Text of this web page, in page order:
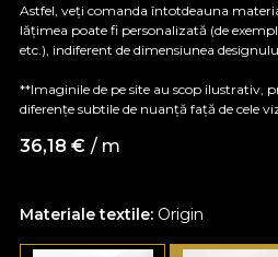
Materiale textile: Origin
Astfel, veți comanda întotdeauna
lățimea poate fi personalizată (de
etc.), indiferent de dimensiunea
**Imaginile de pe site au scop ilustrativ,
diferențe subtile de nuanță față de cele
36,18 € / m